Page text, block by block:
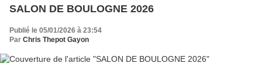
SALON DE BOULOGNE 2026
Publié le 05/01/2026 à 23:54
Par Chris Thepot Gayon